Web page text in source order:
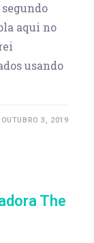
segundo
aqui no
usando
OUTUBRO 3, 2019
The